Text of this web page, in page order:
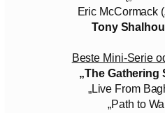
Eric McCormack
Tony
Beste Mini-Serie
„The Gathering
„Live From
„Path to